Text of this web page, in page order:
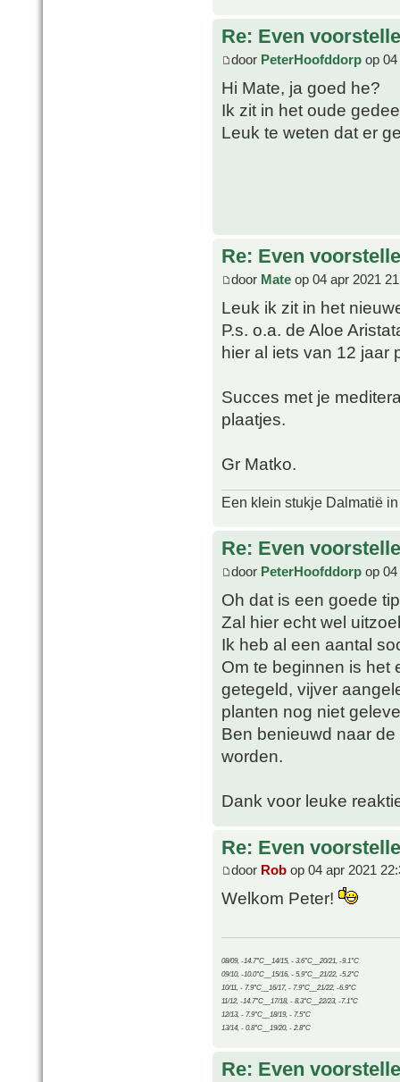
Re: Even
door PeterHoofddorp op
Hi Mate, ja goed he?
Ik zit in het oude
Leuk te weten dat er
Re: Even
door Mate op 04 apr 2021
Leuk ik zit in het
P.s. o.a. de Aloe
hier al iets van 12 jaar
Succes met je
plaatjes.
Gr Matko.
Een klein stukje Dalmatië
Re: Even
door PeterHoofddorp op
Oh dat is een goede
Zal hier echt wel
Ik heb al een aantal
Om te beginnen is het
getegeld, vijver
planten nog niet
Ben benieuwd naar
worden.
Dank voor leuke
Re: Even
door Rob op 04 apr 2021
Welkom Peter!
08/09, -14.7°C__14/15, - 3.6°C__20/21, -9.1°C
09/10, -10.0°C__15/16, - 5.9°C__21/22, -5.2°C
10/11, - 7.9°C__16/17, - 7.9°C__21/22, -6.9°C
11/12, -14.7°C__17/18, - 8.3°C__22/23, -7.1°C
12/13, - 7.9°C__18/19, - 7.5°C
13/14, - 0.8°C__19/20, - 2.8°C
Re: Even